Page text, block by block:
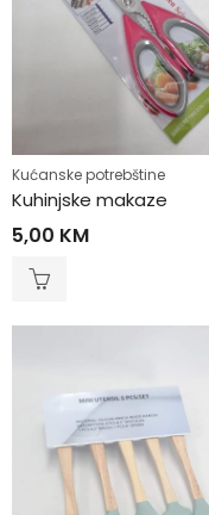
Kućanske potrebštine
Kuhinjske makaze
5,00 KM